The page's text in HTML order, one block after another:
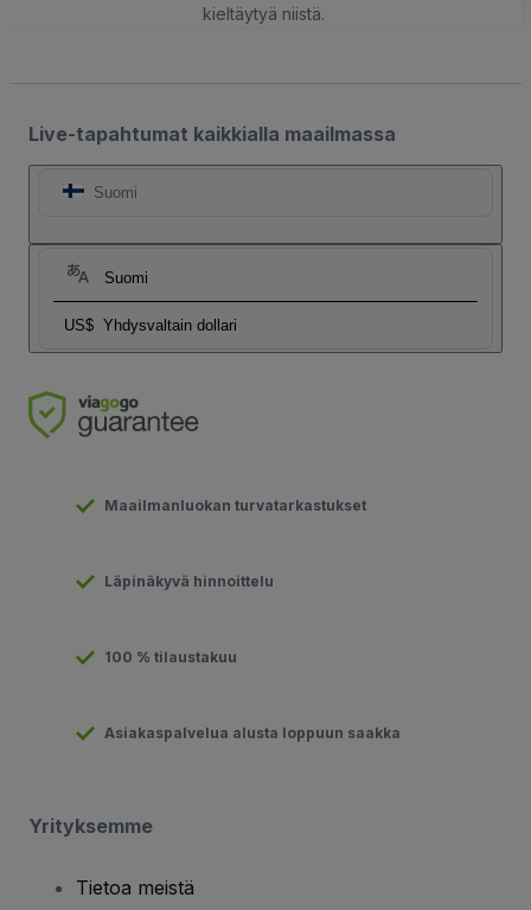
kieltäytyä niistä.
Live-tapahtumat kaikkialla maailmassa
Suomi
Suomi
US$ Yhdysvaltain dollari
Maailmanluokan turvatarkastukset
Läpinäkyvä hinnoittelu
100 % tilaustakuu
Asiakaspalvelua alusta loppuun saakka
Yrityksemme
Tietoa meistä